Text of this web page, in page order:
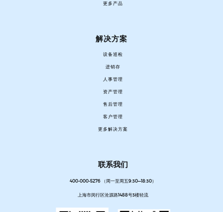
更多产品
解决方案
设备巡检
进销存
人事管理
资产管理
售后管理
客户管理
更多解决方案
联系我们
400-000-5276 （周一至周五9:30—18:30）
上海市闵行区沧源路1488号3楼轻流